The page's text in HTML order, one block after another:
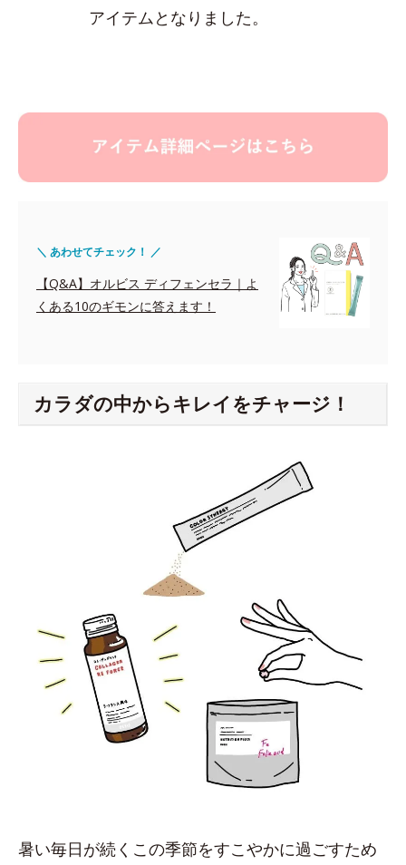
アイテムとなりました。
＼ あわせてチェック！ ／
【Q&A】オルビス ディフェンセラ｜よ
くある10のギモンに答えます！
カラダの中からキレイをチャージ！
暑い毎日が続くこの季節をすこやかに過ごすため